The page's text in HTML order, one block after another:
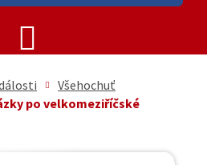
Všehochuť
po velkomeziříčské